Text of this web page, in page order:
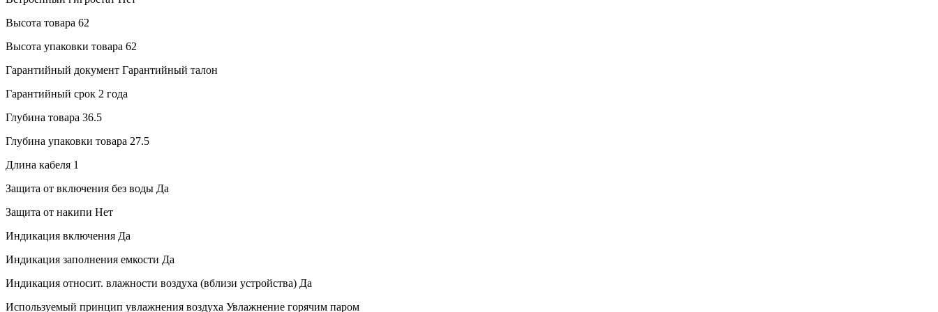
Высота товара 62
Высота упаковки товара 62
Гарантийный документ Гарантийный талон
Гарантийный срок 2 года
Глубина товара 36.5
Глубина упаковки товара 27.5
Длина кабеля 1
Защита от включения без воды Да
Защита от накипи Нет
Индикация включения Да
Индикация заполнения емкости Да
Индикация относит. влажности воздуха (вблизи устройства) Да
Используемый принцип увлажнения воздуха Увлажнение горячим паром